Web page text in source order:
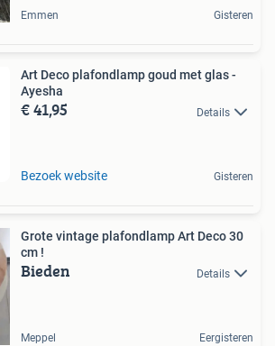
Emmen Gisteren
Art Deco plafondlamp goud met glas -
Ayesha
€ 41,95 Details
Bezoek website Gisteren
Grote vintage plafondlamp Art Deco 30
cm !
Bieden Details
Meppel Eergisteren